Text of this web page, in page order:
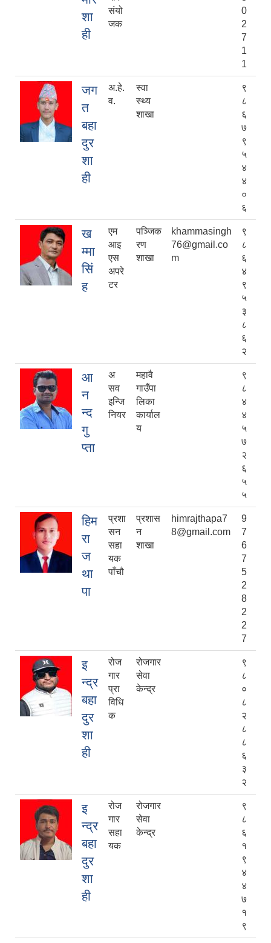
शा
ही
संयो
जक
0
2
7
1
1
जग
त
बहा
दुर
शा
ही
अ.हे.
व.
स्वा
स्थ्य
शाखा
९
८
६
७
९
५
४
४
०
६
ख
म्मा
सिं
ह
एम
आइ
एस
अपरे
टर
पञ्जिक
रण
शाखा
khammasingh
76@gmail.co
m
९
८
६
४
९
५
३
८
६
२
आ
न
न्द
गु
प्ता
अ
सव
इन्जि
नियर
महावै
गाउँपा
लिका
कार्याल
य
९
८
४
४
५
७
२
६
५
५
हिम
रा
ज
था
पा
प्रशा
सन
सहा
यक
पाँचौ
प्रशास
न
शाखा
himrajthapa7
8@gmail.com
9
7
6
7
5
2
8
2
2
7
इ
न्द्र
बहा
दुर
शा
ही
रोज
गार
प्रा
विधि
क
रोजगार
सेवा
केन्द्र
९
८
०
८
२
८
८
६
३
२
इ
न्द्र
बहा
दुर
शा
ही
रोज
गार
सहा
यक
रोजगार
सेवा
केन्द्र
९
८
६
१
९
४
४
७
१
९